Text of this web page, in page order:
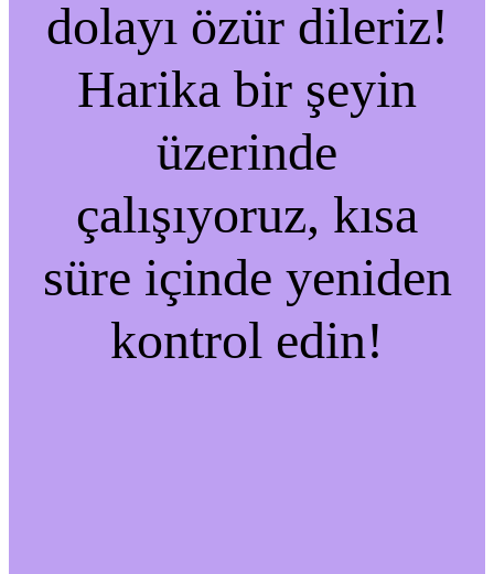
dolayı özür dileriz!
Harika bir şeyin
üzerinde
çalışıyoruz, kısa
süre içinde yeniden
kontrol edin!